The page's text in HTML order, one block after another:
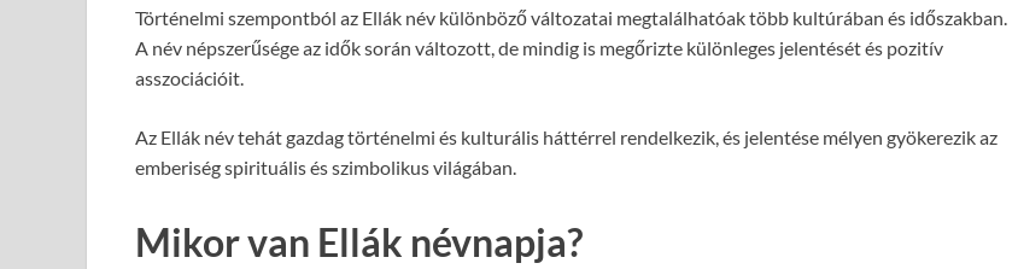
Történelmi szempontból az Ellák név különböző változatai megtalálhatóak több kultúrában és időszakban.
A név népszerűsége az idők során változott, de mindig is megőrizte különleges jelentését és pozitív
asszociációit.
Az Ellák név tehát gazdag történelmi és kulturális háttérrel rendelkezik, és jelentése mélyen gyökerezik az
emberiség spirituális és szimbolikus világában.
Mikor van Ellák névnapja?